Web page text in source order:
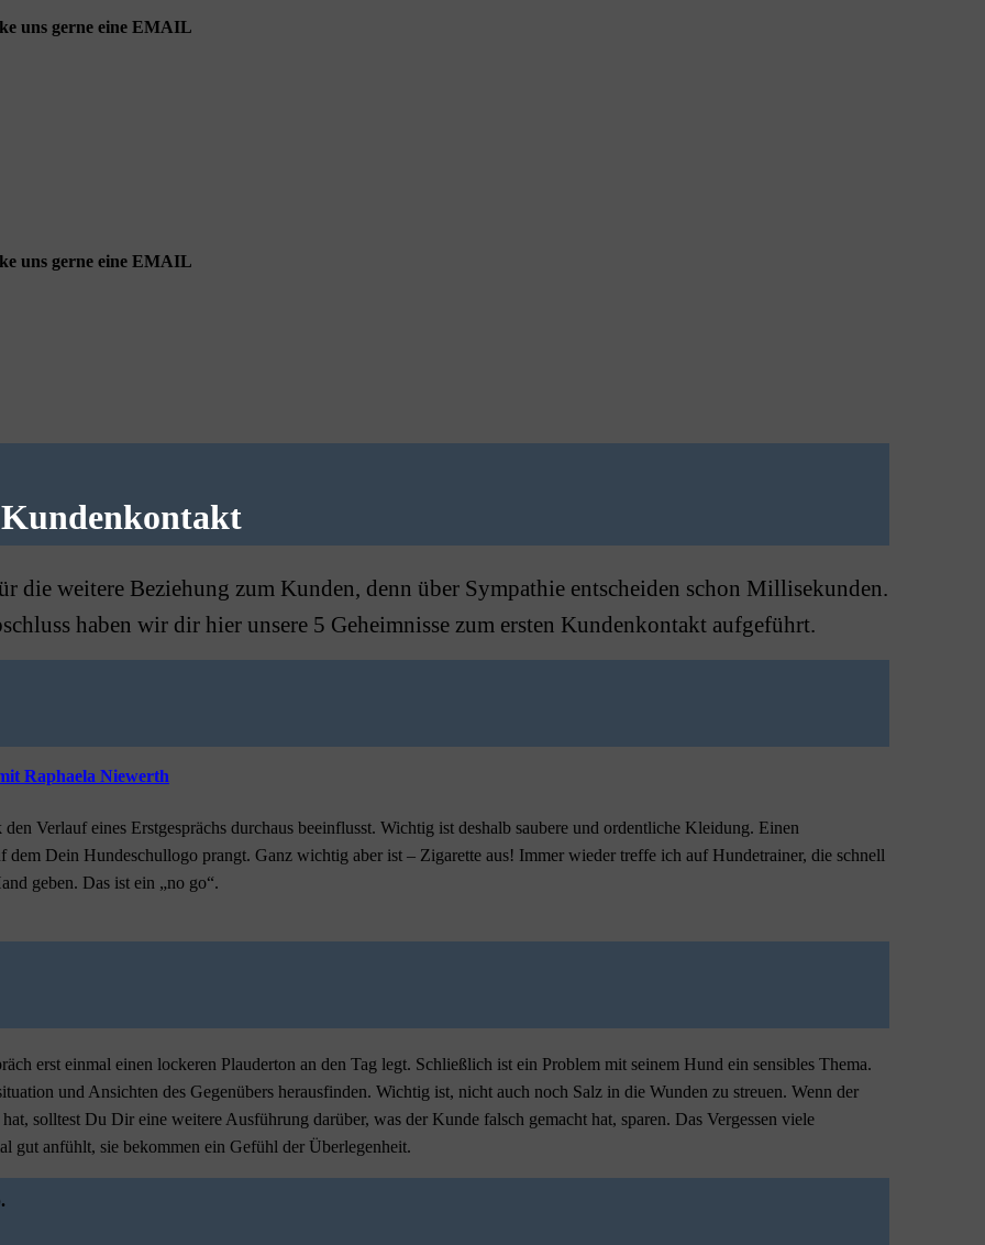
uns gerne eine EMAIL
uns gerne eine EMAIL
Raphaela Niewerth
Kundenkontakt
die weitere Beziehung zum Kunden, denn über Sympathie entscheiden schon Millisekunden.
haben wir dir hier unsere 5 Geheimnisse zum ersten Kundenkontakt aufgeführt.
Verlauf eines Erstgesprächs durchaus beeinflusst. Wichtig ist deshalb saubere und ordentliche Kleidung. Einen
Dein Hundeschullogo prangt. Ganz wichtig aber ist – Zigarette aus! Immer wieder treffe ich auf Hundetrainer, die schnell
geben. Das ist ein „no go“.
erst einmal einen lockeren Plauderton an den Tag legt. Schließlich ist ein Problem mit seinem Hund ein sensibles Thema.
und Ansichten des Gegenübers herausfinden. Wichtig ist, nicht auch noch Salz in die Wunden zu streuen. Wenn der
solltest Du Dir eine weitere Ausführung darüber, was der Kunde falsch gemacht hat, sparen. Das Vergessen viele
gut anfühlt, sie bekommen ein Gefühl der Überlegenheit.